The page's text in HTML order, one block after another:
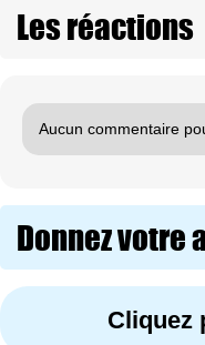
Les réactions
Aucun commentaire
Donnez votre
Cliquez